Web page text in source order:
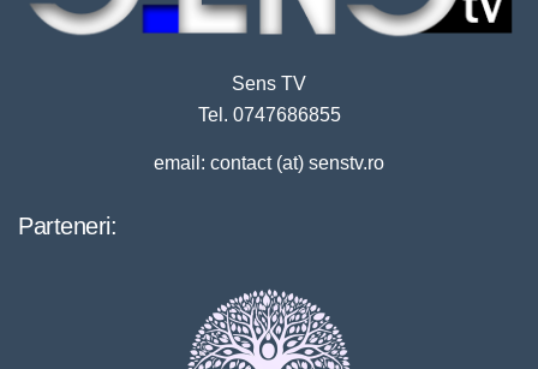
Sens TV
Tel. 0747686855
email: contact (at) senstv.ro
Parteneri: